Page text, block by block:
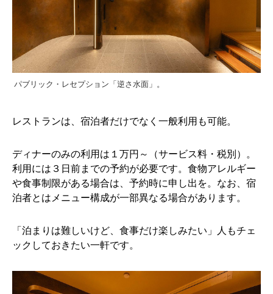
パブリック・レセプション「逆さ水面」。
レストランは、宿泊者だけでなく一般利用も可能。
ディナーのみの利用は１万円～（サービス料・税別）。
利用には３日前までの予約が必要です。食物アレルギー
や食事制限がある場合は、予約時に申し出を。なお、宿
泊者とはメニュー構成が一部異なる場合があります。
「泊まりは難しいけど、食事だけ楽しみたい」人もチェ
ックしておきたい一軒です。